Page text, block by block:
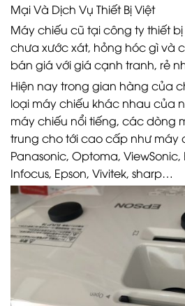
Mại Và Dịch Vụ Thiết Bị Việt
Máy chiếu cũ tại công ty thiết bị
chưa xước xát, hỏng hóc gì và
bán giá với giá cạnh tranh, rẻ
Hiện nay trong gian hàng của
loại máy chiếu khác nhau của
máy chiếu nổi tiếng, các dòng
trung cho tới cao cấp như máy
Panasonic, Optoma, ViewSonic,
Infocus, Epson, Vivitek, sharp…